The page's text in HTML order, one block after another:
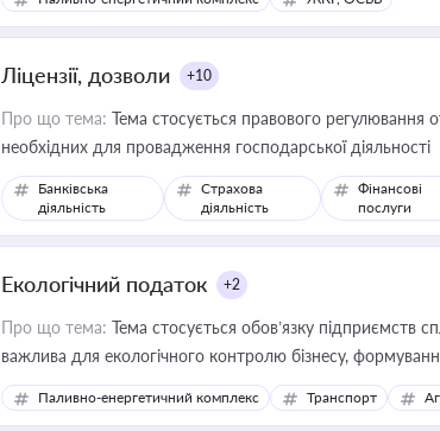
Ліцензії, дозволи +10
Про що тема: Тема стосується правового регулювання
необхідних для провадження господарської діяльності
Банківська
діяльність
Страхова
діяльність
Фінансові
послуги
Екологічний податок +2
Про що тема: Тема стосується обов’язку підприємств
важлива для екологічного контролю бізнесу,
законодавства
Паливно-енергетичний комплекс Транспорт